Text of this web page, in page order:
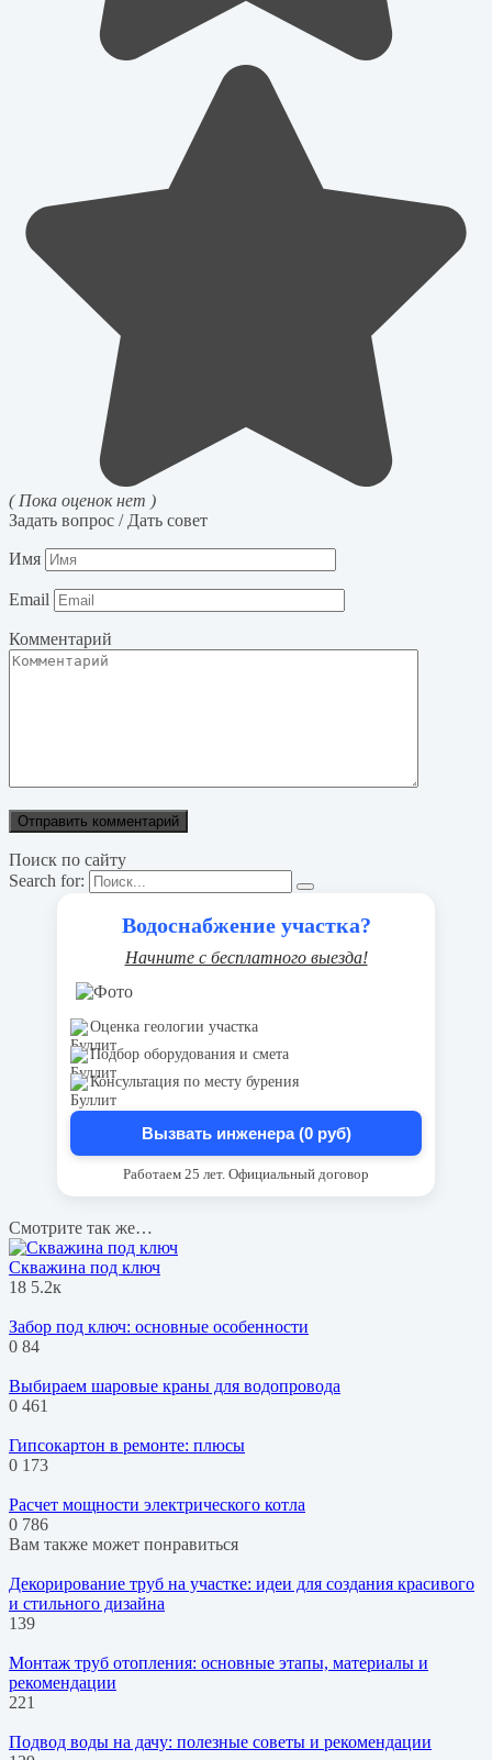
( Пока оценок нет )
Задать вопрос / Дать совет
Имя
Email
Комментарий
Поиск по сайту
Search for:
Водоснабжение участка?
Начните с бесплатного выезда!
Оценка геологии участка
Подбор оборудования и смета
Консультация по месту бурения
Вызвать инженера (0 руб)
Работаем 25 лет. Официальный договор
Смотрите так же…
Скважина под ключ
18 5.2к
Забор под ключ: основные особенности
0 84
Выбираем шаровые краны для водопровода
0 461
Гипсокартон в ремонте: плюсы
0 173
Расчет мощности электрического котла
0 786
Вам также может понравиться
Декорирование труб на участке: идеи для создания красивого
и стильного дизайна
139
Монтаж труб отопления: основные этапы, материалы и
рекомендации
221
Подвод воды на дачу: полезные советы и рекомендации